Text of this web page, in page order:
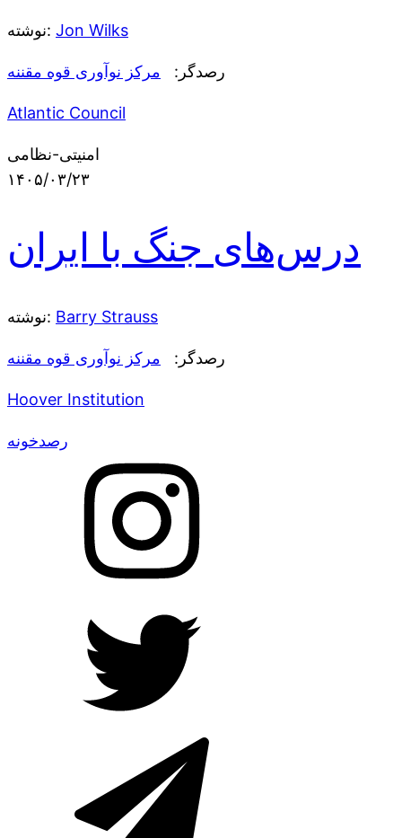
نوشته: Jon Wilks
رصدگر: مرکز نوآوری قوه مقننه
Atlantic Council
امنیتی-نظامی
۱۴۰۵/۰۳/۲۳
درس‌های جنگ با ایران
نوشته: Barry Strauss
رصدگر: مرکز نوآوری قوه مقننه
Hoover Institution
رصدخونه